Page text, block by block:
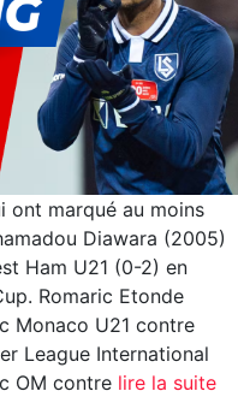
ont marqué au moins
Diawara (2005)
Ham U21 (0-2) en
Romaric Etonde
Monaco U21 contre
League International
OM contre lire la suite